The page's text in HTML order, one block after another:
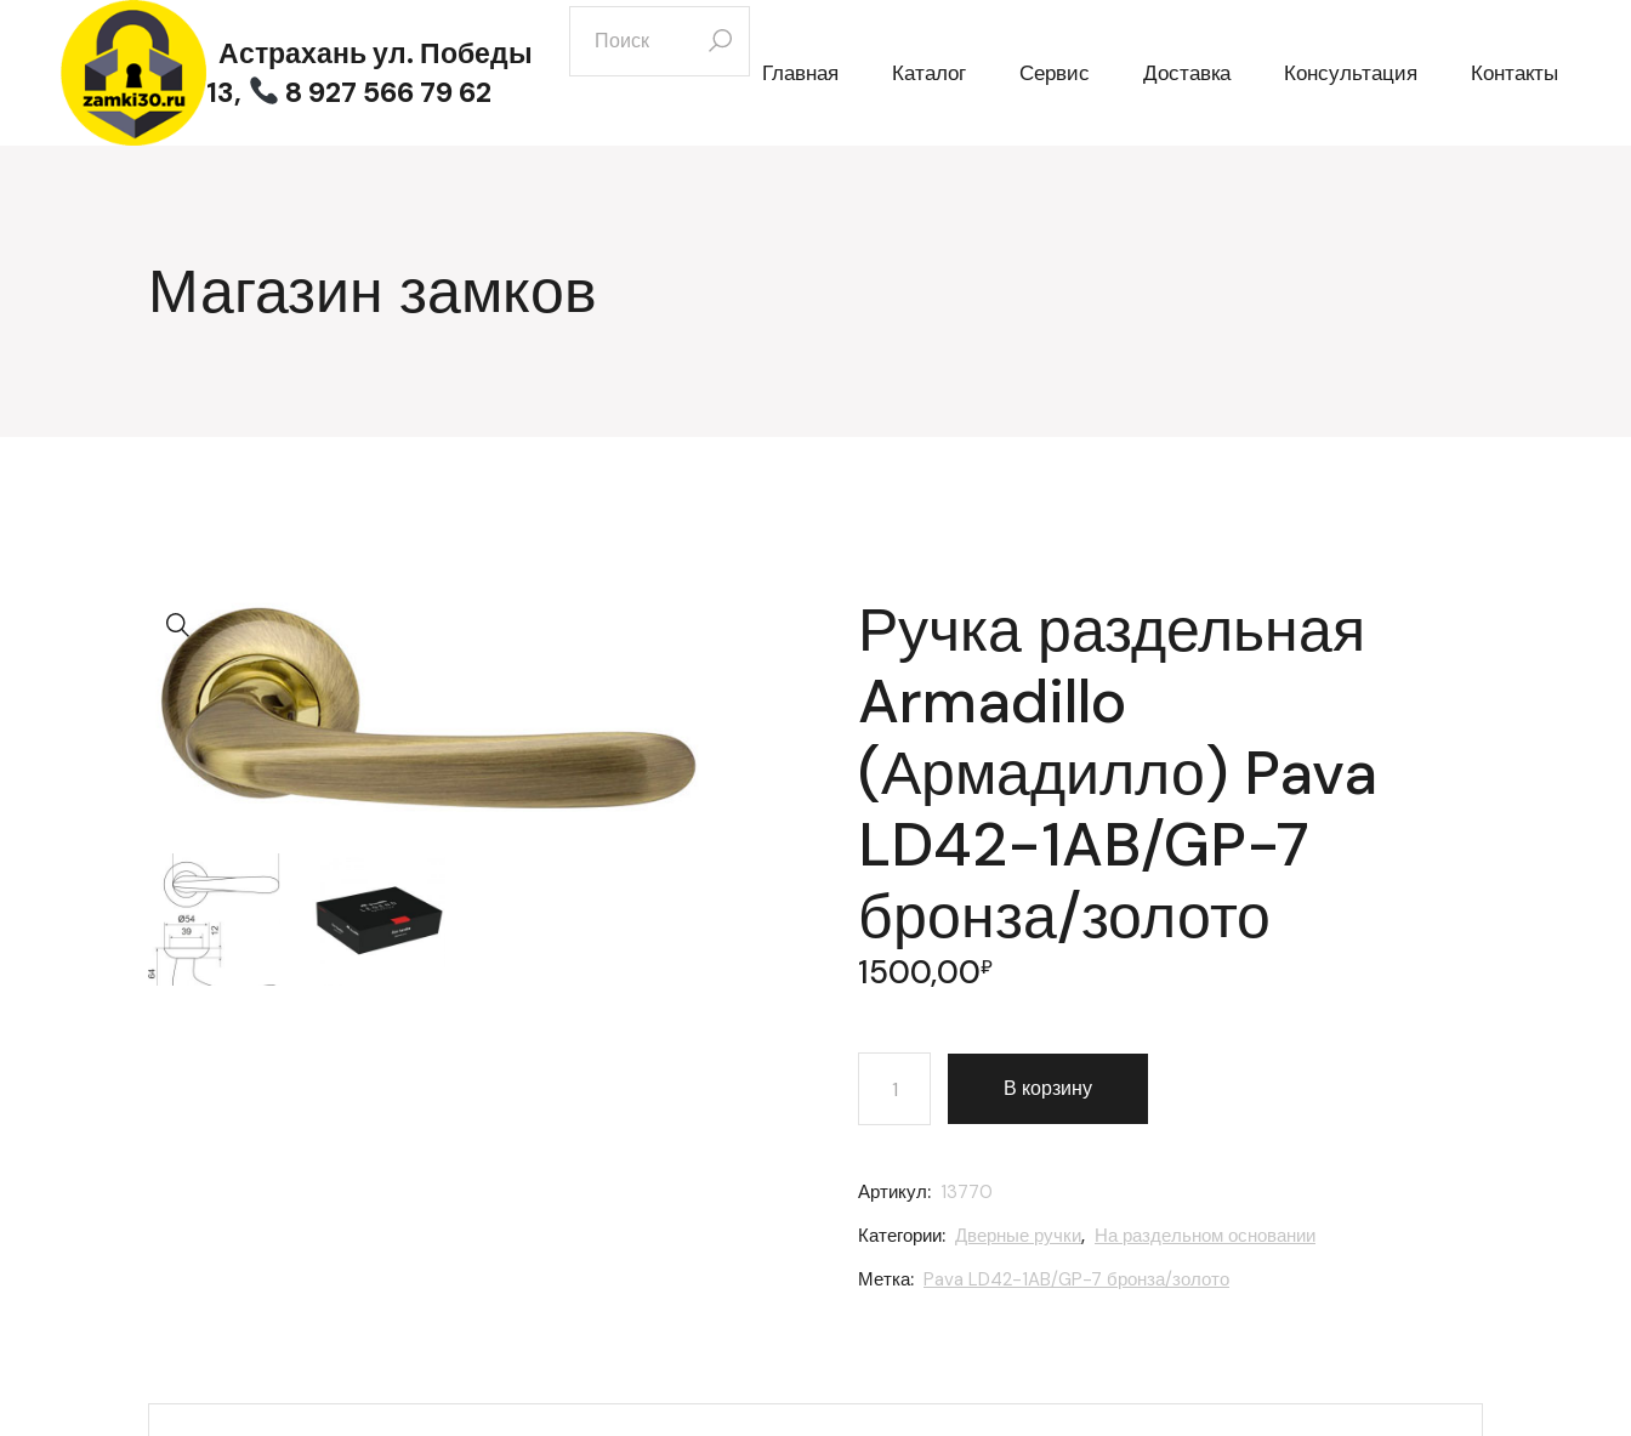
содержимому
Астрахань ул. Победы
13,
8 927 566 79 62
искать:
Главная Каталог Сервис Доставка Консультация Контакты
Магазин замков
Ручка раздельная
Armadillo
(Армадилло) Pava
LD42-1AB/GP-7
бронза/золото
1500,00₽
Количество товара Ручка раздельная Armadillo (Армадилло) Pava LD42-1AB/GP-7
В корзину
Артикул: 13770
Категории: Дверные ручки, На раздельном основании
Метка: Pava LD42-1AB/GP-7 бронза/золото